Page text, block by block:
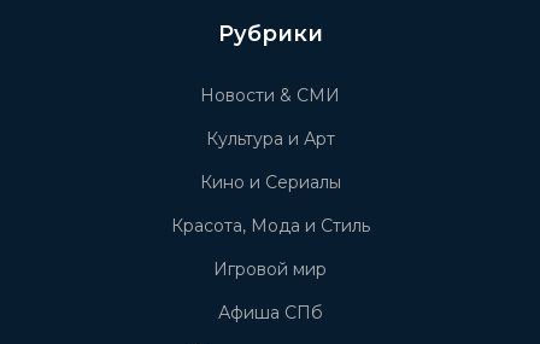
Рубрики
Новости & СМИ
Культура и Арт
Кино и Сериалы
Красота, Мода и Стиль
Игровой мир
Афиша СПб